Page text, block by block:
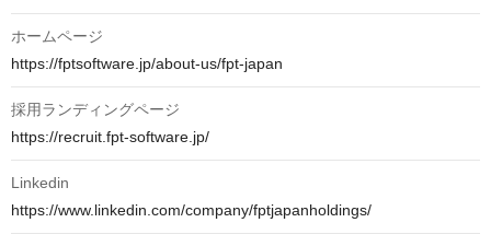
ホームページ
https://fptsoftware.jp/about-us/fpt-japan
採用ランディングページ
https://recruit.fpt-software.jp/
Linkedin
https://www.linkedin.com/company/fptjapanholdings/